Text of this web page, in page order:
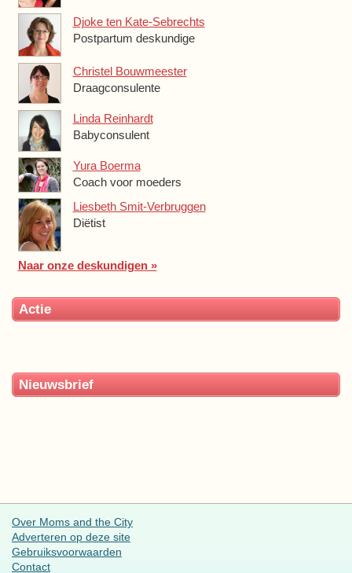
Djoke ten Kate-Sebrechts
Postpartum deskundige
Christel Bouwmeester
Draagconsulente
Linda Reinhardt
Babyconsulent
Yura Boerma
Coach voor moeders
Liesbeth Smit-Verbruggen
Diëtist
Naar onze deskundigen »
Actie
Nieuwsbrief
Over Moms and the City
Adverteren op deze site
Gebruiksvoorwaarden
Contact